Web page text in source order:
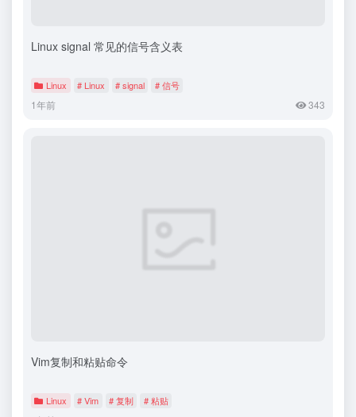
Linux signal 常见的信号含义表
Linux # Linux # signal # 信号
1年前 343
Vim复制和粘贴命令
Linux # Vim # 复制 # 粘贴